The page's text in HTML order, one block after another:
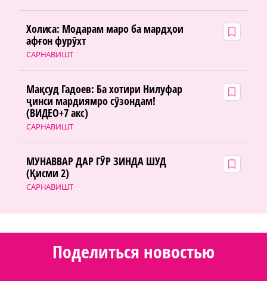
САРНАВИШТ
Холиса: Модарам маро ба мардҳои
афғон фурӯхт
САРНАВИШТ
Мақсуд Гадоев: Ба хотири Нилуфар
ҷинси мардиямро сӯзондам!
(ВИДЕО+7 акс)
САРНАВИШТ
МУНАВВАР ДАР ГӮР ЗИНДА ШУД
(Қисми 2)
Поделиться новостью